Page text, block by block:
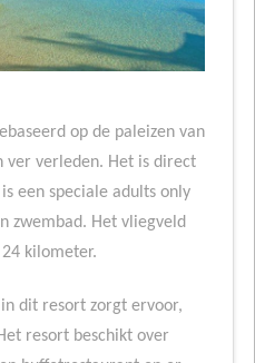
op de paleizen van
ver verleden. Het is direct
een speciale adults only
zwembad. Het vliegveld
kilometer.
dit resort zorgt ervoor,
resort beschikt over